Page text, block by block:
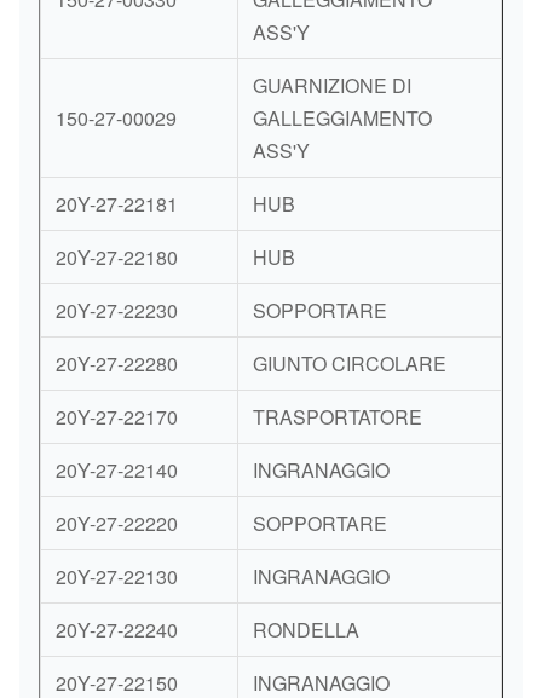
ASS'Y
150-27-00029
GUARNIZIONE DI
GALLEGGIAMENTO
ASS'Y
20Y-27-22181
HUB
20Y-27-22180
HUB
20Y-27-22230
SOPPORTARE
20Y-27-22280
GIUNTO CIRCOLARE
20Y-27-22170
TRASPORTATORE
20Y-27-22140
INGRANAGGIO
20Y-27-22220
SOPPORTARE
20Y-27-22130
INGRANAGGIO
20Y-27-22240
RONDELLA
20Y-27-22150
INGRANAGGIO